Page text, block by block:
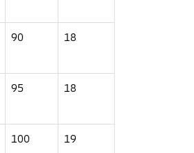
90 18
95 18
100 19